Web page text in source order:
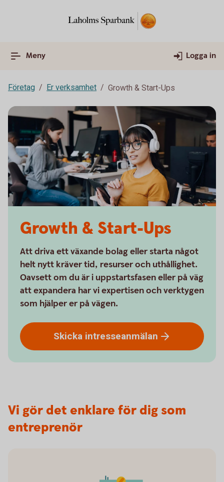
Meny Logga in
Företag Er verksamhet Growth & Start-Ups
Growth & Start-Ups
Att driva ett växande bolag eller starta något
helt nytt kräver tid, resurser och uthållighet.
Oavsett om du är i uppstartsfasen eller på väg
att expandera har vi expertisen och verktygen
som hjälper er på vägen.
Skicka intresseanmälan
Vi gör det enklare för dig som
entreprenör